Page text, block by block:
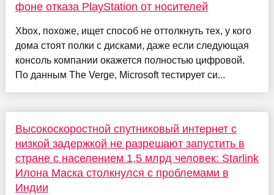
фоне отказа PlayStation от носителей
Xbox, похоже, ищет способ не оттолкнуть тех, у кого
дома стоят полки с дисками, даже если следующая
консоль компании окажется полностью цифровой.
По данным The Verge, Microsoft тестирует си...
Высокоскоростной спутниковый интернет с
низкой задержкой не разрешают запустить в
стране с населением 1,5 млрд человек: Starlink
Илона Маска столкнулся с проблемами в
Индии